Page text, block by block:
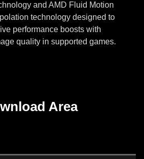
and AMD Fluid Motion
technology designed to
performance boosts with
quality in supported games.
Area